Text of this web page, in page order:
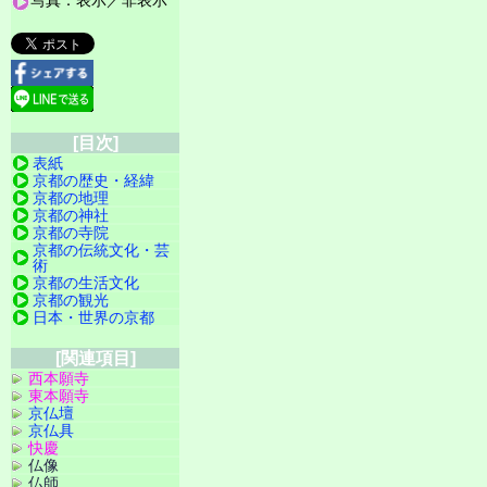
[目次]
表紙
京都の歴史・経緯
京都の地理
京都の神社
京都の寺院
京都の伝統文化・芸
術
京都の生活文化
京都の観光
日本・世界の京都
[関連項目]
西本願寺
東本願寺
京仏壇
京仏具
快慶
仏像
仏師